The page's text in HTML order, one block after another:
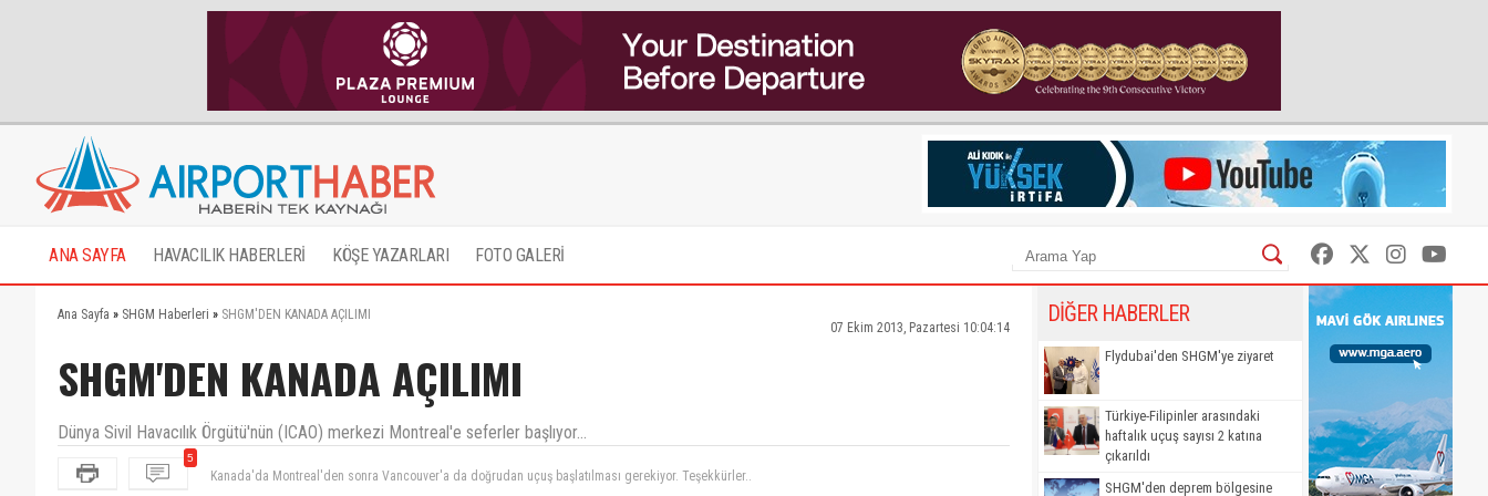
ANA SAYFA HAVACILIK HABERLERİ KÖŞE YAZARLARI FOTO GALERİ
Ana Sayfa » SHGM Haberleri » SHGM'DEN KANADA AÇILIMI
07 Ekim 2013, Pazartesi 10:04:14
SHGM'DEN KANADA AÇILIMI
Dünya Sivil Havacılık Örgütü'nün (ICAO) merkezi Montreal'e seferler başlıyor…
5
Kanada ile seferlerin artması ve montreale sefer başlanması güzeldir.canadada ve kuzey Amerika'da 3-4milyon ermeni yasar ayrıca asala
DİĞER HABERLER
Flydubai'den SHGM'ye ziyaret
Türkiye-Filipinler arasındaki
haftalık uçuş sayısı 2 katına
çıkarıldı
SHGM'den deprem bölgesine